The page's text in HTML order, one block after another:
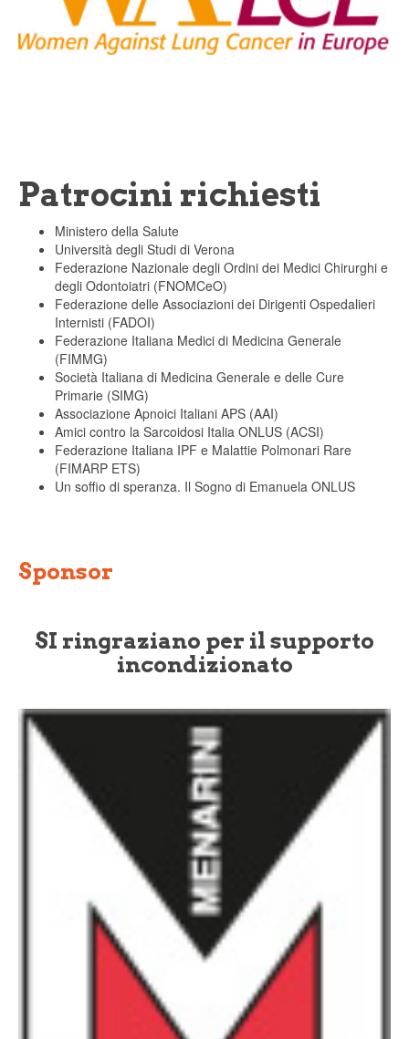
Patrocini richiesti
Ministero della Salute
Università degli Studi di Verona
Federazione Nazionale degli Ordini dei Medici Chirurghi e
degli Odontoiatri (FNOMCeO)
Federazione delle Associazioni dei Dirigenti Ospedalieri
Internisti (FADOI)
Federazione Italiana Medici di Medicina Generale
(FIMMG)
Società Italiana di Medicina Generale e delle Cure
Primarie (SIMG)
Associazione Apnoici Italiani APS (AAI)
Amici contro la Sarcoidosi Italia ONLUS (ACSI)
Federazione Italiana IPF e Malattie Polmonari Rare
(FIMARP ETS)
Un soffio di speranza. Il Sogno di Emanuela ONLUS
Sponsor
SI ringraziano per il supporto
incondizionato